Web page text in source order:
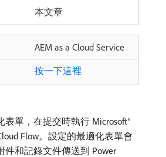
本文章
AEM as a Cloud Service
按一下這裡
單，在提交時執行 Microsoft®
Flow。設定的最適化表單會
件和記錄文件傳送到 Power